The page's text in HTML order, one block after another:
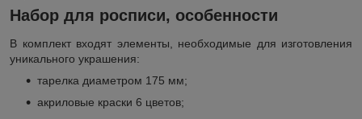
Набор для росписи, особенности
В комплект входят элементы, необходимые для изготовления
уникального украшения:
тарелка диаметром 175 мм;
акриловые краски 6 цветов;